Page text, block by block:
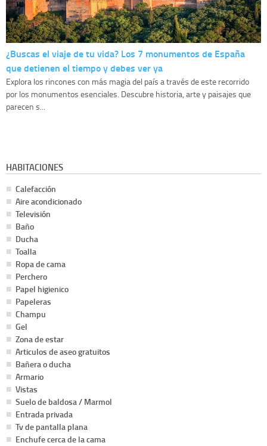
¿Buscas el viaje de tu vida? Los 7 monumentos de España
que detienen el tiempo y debes ver ya
Explora los rincones con más magia del país a través de este recorrido
por los monumentos esenciales. Descubre historia, arte y paisajes que
parecen s...
HABITACIONES
Calefacción
Aire acondicionado
Televisión
Baño
Ducha
Toalla
Ropa de cama
Perchero
Papel higienico
Papeleras
Champu
Gel
Zona de estar
Articulos de aseo gratuitos
Bañera o ducha
Armario
Vistas
Suelo de baldosa / Marmol
Entrada privada
Tv de pantalla plana
Enchufe cerca de la cama